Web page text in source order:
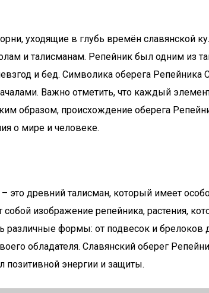
уходящие в глубь времён славянской
и талисманам. Репейник был одним из
и бед. Символика оберега
Важно отметить, что каждый
образом, происхождение оберега
о мире и человеке.
это древний талисман, который имеет
собой изображение репейника, растения,
формы: от подвесок и брелоков
обладателя. Славянский оберег
энергии и защиты.